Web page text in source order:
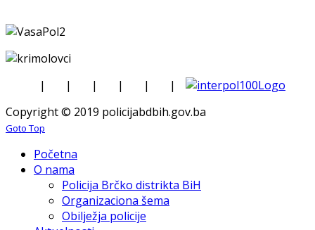
| | | | |
|
Copyright © 2019 policijabdbih.gov.ba
Goto Top
Početna
O nama
Policija Brčko distrikta BiH
Organizaciona šema
Obilježja policije